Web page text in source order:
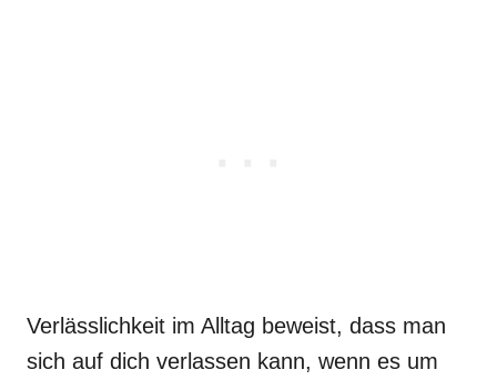
Verlässlichkeit im Alltag beweist, dass man
sich auf dich verlassen kann, wenn es um